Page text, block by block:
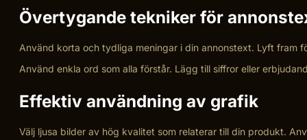
Övertygande tekniker för
Använd korta och tydliga meningar i din annonstext. Lyft fram
Använd enkla ord som alla förstår. Lägg till siffror eller
Effektiv användning av grafik
Välj ljusa bilder av hög kvalitet som relaterar till din produkt.